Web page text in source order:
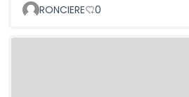
RONCIERE 0